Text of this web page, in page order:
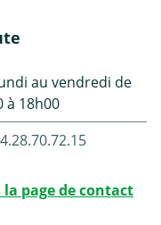
au vendredi de
à 18h00
la page de contact